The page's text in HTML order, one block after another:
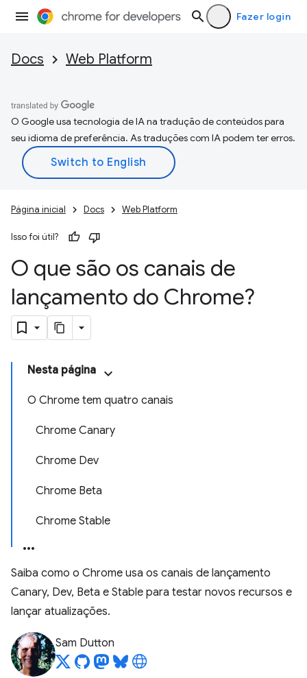
Fazer login
Docs Web Platform
O Google usa tecnologia de IA na tradução de conteúdos para
seu idioma de preferência. As traduções com IA podem ter erros.
Página inicial Docs Web Platform
Isso foi útil?
O que são os canais de
lançamento do Chrome?
Nesta página
O Chrome tem quatro canais
Chrome Canary
Chrome Dev
Chrome Beta
Chrome Stable
Saiba como o Chrome usa os canais de lançamento
Canary, Dev, Beta e Stable para testar novos recursos e
lançar atualizações.
Sam Dutton